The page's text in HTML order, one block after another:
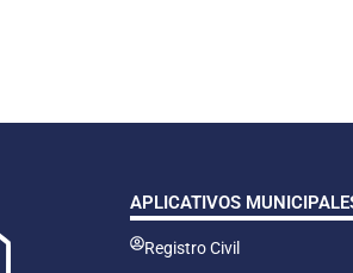
APLICATIVOS
Registro Civil